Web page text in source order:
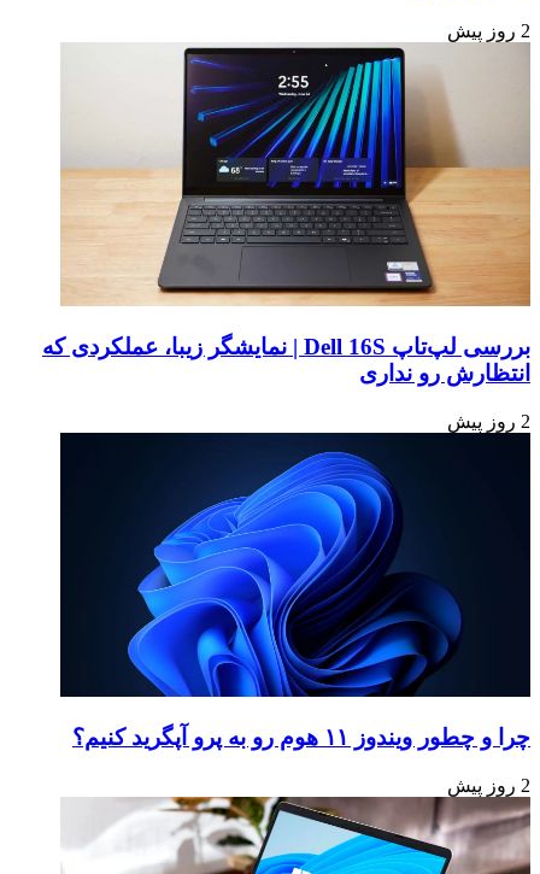
2 روز پیش
بررسی لپ‌تاپ Dell 16S | نمایشگر زیبا، عملکردی که
انتظارش رو نداری
2 روز پیش
چرا و چطور ویندوز ۱۱ هوم رو به پرو آپگرید کنیم؟
2 روز پیش